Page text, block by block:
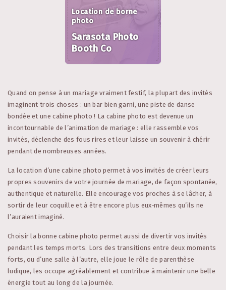
Location de borne
photo
Sarasota Photo
Booth Co
Quand on pense à un mariage vraiment festif, la plupart des invités
imaginent trois choses : un bar bien garni, une piste de danse
bondée et une cabine photo ! La cabine photo est devenue un
incontournable de l’animation de mariage : elle rassemble vos
invités, déclenche des fous rires et leur laisse un souvenir à chérir
pendant de nombreuses années.
La location d’une cabine photo permet à vos invités de créer leurs
propres souvenirs de votre journée de mariage, de façon spontanée,
authentique et naturelle. Elle encourage vos proches à se lâcher, à
sortir de leur coquille et à être encore plus eux‑mêmes qu’ils ne
l’auraient imaginé.
Choisir la bonne cabine photo permet aussi de divertir vos invités
pendant les temps morts. Lors des transitions entre deux moments
forts, ou d’une salle à l’autre, elle joue le rôle de parenthèse
ludique, les occupe agréablement et contribue à maintenir une belle
énergie tout au long de la journée.